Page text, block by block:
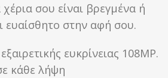
σου είναι βρεγμένα ή
ευαίσθητο στην αφή σου.
ευκρίνειας 108MP.
κάθε λήψη